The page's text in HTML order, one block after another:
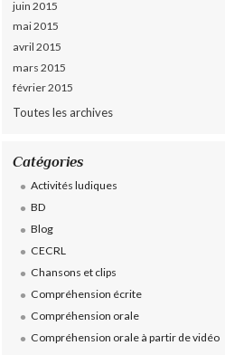
juin 2015
mai 2015
avril 2015
mars 2015
février 2015
Toutes les archives
Catégories
Activités ludiques
BD
Blog
CECRL
Chansons et clips
Compréhension écrite
Compréhension orale
Compréhension orale à partir de vidéo